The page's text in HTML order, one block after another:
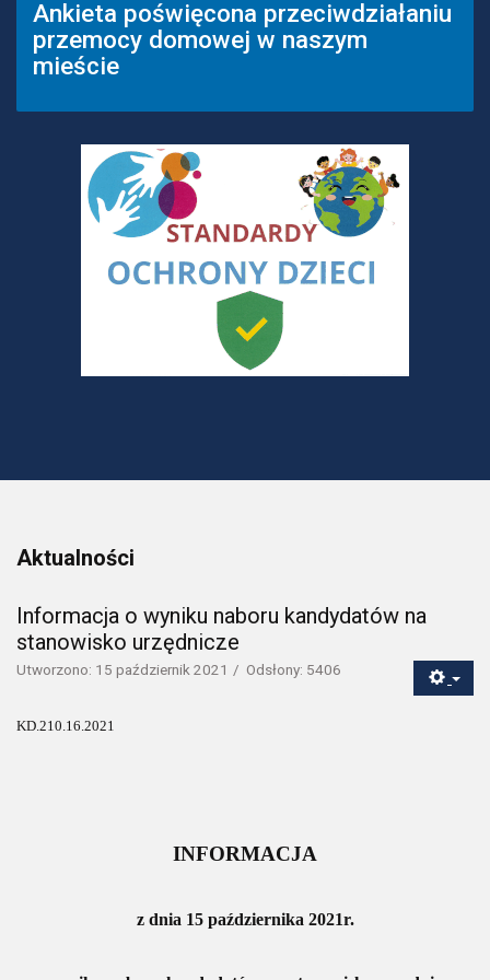
Ankieta poświęcona przeciwdziałaniu
przemocy domowej w naszym
mieście
Aktualności
Informacja o wyniku naboru kandydatów na
stanowisko urzędnicze
Utworzono: 15 październik 2021 Odsłony: 5406
KD.210.16.2021
INFORMACJA
z dnia 15 października 2021r.